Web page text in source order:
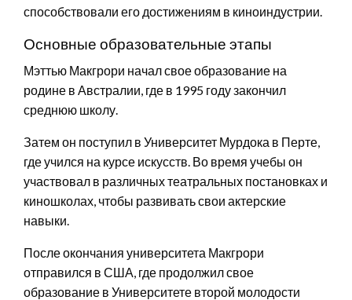
способствовали его достижениям в киноиндустрии.
Основные образовательные этапы
Мэттью Макгрори начал свое образование на
родине в Австралии, где в 1995 году закончил
среднюю школу.
Затем он поступил в Университет Мурдока в Перте,
где учился на курсе искусств. Во время учебы он
участвовал в различных театральных постановках и
киношколах, чтобы развивать свои актерские
навыки.
После окончания университета Макгрори
отправился в США, где продолжил свое
образование в Университете второй молодости